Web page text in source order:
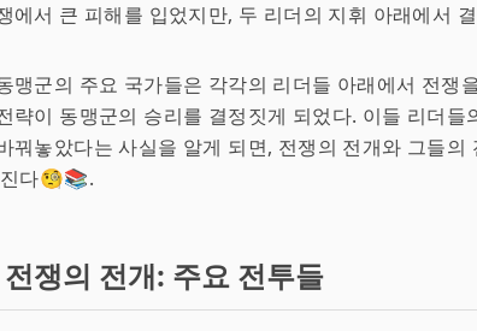
에서 큰 피해를 입었지만, 두 리더의 지휘 아래에서
맹군의 주요 국가들은 각각의 리더들 아래에서 전쟁
략이 동맹군의 승리를 결정짓게 되었다. 이들 리더들
꿔놓았다는 사실을 알게 되면, 전쟁의 전개와 그들의
다🧐📚.
전쟁의 전개: 주요 전투들